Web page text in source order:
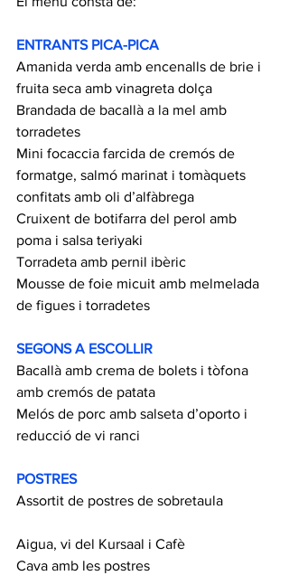
ENTRANTS PICA-PICA
Amanida verda amb encenalls de brie i
fruita seca amb vinagreta dolça
Brandada de bacallà a la mel amb
torradetes
Mini focaccia farcida de cremós de
formatge, salmó marinat i tomàquets
confitats amb oli d’alfàbrega
Cruixent de botifarra del perol amb
poma i salsa teriyaki
Torradeta amb pernil ibèric
Mousse de foie micuit amb melmelada
de figues i torradetes
SEGONS A ESCOLLIR
Bacallà amb crema de bolets i tòfona
amb cremós de patata
Melós de porc amb salseta d’oporto i
reducció de vi ranci
POSTRES
Assortit de postres de sobretaula
Aigua, vi del Kursaal i Cafè
Cava amb les postres